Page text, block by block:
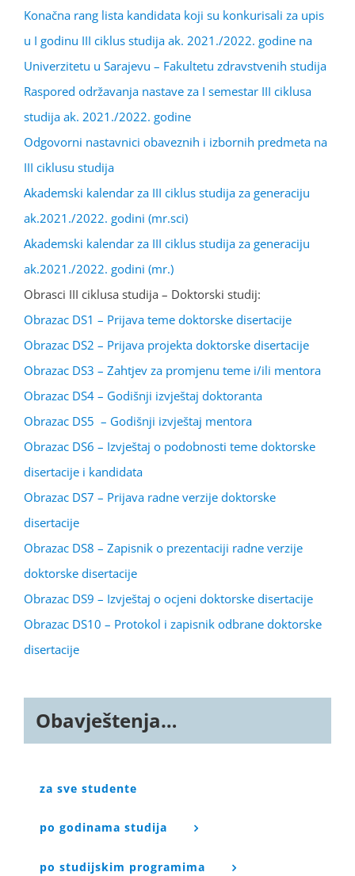
Konačna rang lista kandidata koji su konkurisali za upis
u I godinu III ciklus studija ak. 2021./2022. godine na
Univerzitetu u Sarajevu – Fakultetu zdravstvenih studija
Raspored održavanja nastave za I semestar III ciklusa
studija ak. 2021./2022. godine
Odgovorni nastavnici obaveznih i izbornih predmeta na
III ciklusu studija
Akademski kalendar za III ciklus studija za generaciju
ak.2021./2022. godini (mr.sci)
Akademski kalendar za III ciklus studija za generaciju
ak.2021./2022. godini (mr.)
Obrasci III ciklusa studija – Doktorski studij:
Obrazac DS1 – Prijava teme doktorske disertacije
Obrazac DS2 – Prijava projekta doktorske disertacije
Obrazac DS3 – Zahtjev za promjenu teme i/ili mentora
Obrazac DS4 – Godišnji izvještaj doktoranta
Obrazac DS5 – Godišnji izvještaj mentora
Obrazac DS6 – Izvještaj o podobnosti teme doktorske
disertacije i kandidata
Obrazac DS7 – Prijava radne verzije doktorske
disertacije
Obrazac DS8 – Zapisnik o prezentaciji radne verzije
doktorske disertacije
Obrazac DS9 – Izvještaj o ocjeni doktorske disertacije
Obrazac DS10 – Protokol i zapisnik odbrane doktorske
disertacije
Obavještenja…
za sve studente
po godinama studija
po studijskim programima